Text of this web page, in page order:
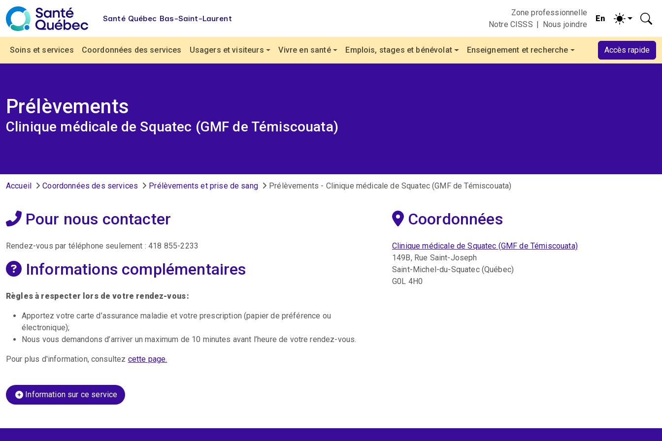
Aller au contenu principal
Santé Québec Bas-Saint-Laurent
Zone professionnelle
Notre CISSS
Nous joindre
Navigation principale
Soins et services Coordonnées des services Usagers et visiteurs Vivre en santé Emplois, stages et bénévolat Enseignement et recherche Accès rapide
Prélèvements
Clinique médicale de Squatec (GMF de Témiscouata)
Fil d'Ariane
Accueil Coordonnées des services Prélèvements et prise de sang Prélèvements - Clinique médicale de Squatec (GMF de Témiscouata)
Pour nous contacter
Rendez-vous par téléphone seulement : 418 855-2233
Informations complémentaires
Règles à respecter lors de votre rendez-vous :
Apportez votre carte d’assurance maladie et votre prescription (papier de préférence ou
électronique);
Nous vous demandons d’arriver un maximum de 10 minutes avant l’heure de votre rendez-vous.
Pour plus d'information, consultez cette page.
Information sur ce service
Coordonnées
Clinique médicale de Squatec (GMF de Témiscouata)
149B, Rue Saint-Joseph
Saint-Michel-du-Squatec (Québec)
G0L 4H0